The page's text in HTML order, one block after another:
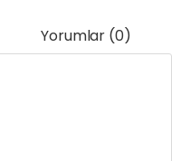
Yorumlar (0)